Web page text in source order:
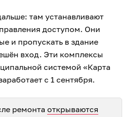
там устанавливают
доступом. Они
и пропускать в здание
вход. Эти комплексы
системой «Карта
с 1 сентября.
ремонта открываются